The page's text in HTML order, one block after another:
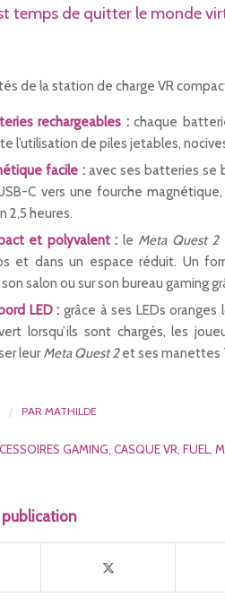
temps de quitter le monde
de la station de charge VR
rechargeables :chaque
l’utilisation de piles jetables,
facile : avec ses batteries se
C vers une fourche
2,5 heures.
et polyvalent : le Meta Quest 2
et dans un espace réduit. Un
salon ou sur son bureau gaming
LED : grâce à ses LEDs
lorsqu’ils sont chargés, les
leurMeta Quest 2et ses manettes
/ PAR MATHILDE
GAMING, CASQUE VR, FUEL,
publication